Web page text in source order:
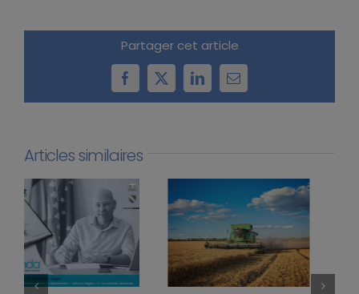
Partager cet article
Facebook
X LinkedInEmail
Articles similaires